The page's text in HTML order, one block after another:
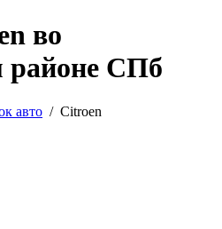
во
районе СПб
авто / Citroen